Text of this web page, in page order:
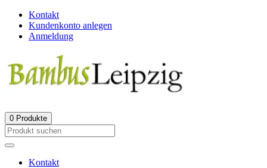
Kontakt
Kundenkonto anlegen
Anmeldung
0 Produkte
Kontakt